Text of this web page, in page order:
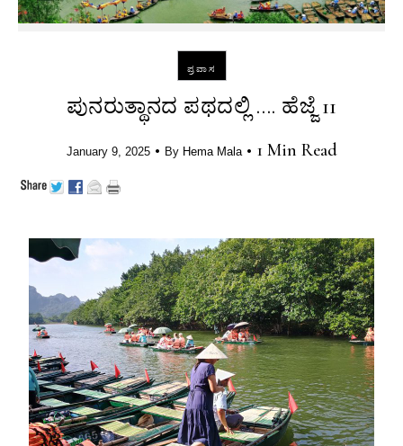
ಪ್ರವಾಸ
ಪುನರುತ್ಥಾನದ ಪಥದಲ್ಲಿ …. ಹೆಜ್ಜೆ 11
January 9, 2025 • By Hema Mala • 1 Min Read